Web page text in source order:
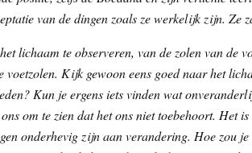
van de dingen zoals ze werkelijk zijn. Ze
lichaam te observeren, van de zolen van de
Kijk gewoon eens goed naar het
Kun je ergens iets vinden wat
om te zien dat het ons niet toebehoort. Het
onderhevig zijn aan verandering. Hoe zou